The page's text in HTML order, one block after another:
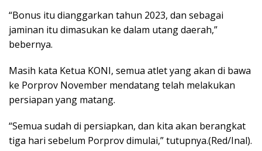
“Bonus itu dianggarkan tahun 2023, dan sebagai
jaminan itu dimasukan ke dalam utang daerah,”
bebernya.
Masih kata Ketua KONI, semua atlet yang akan di bawa
ke Porprov November mendatang telah melakukan
persiapan yang matang.
“Semua sudah di persiapkan, dan kita akan berangkat
tiga hari sebelum Porprov dimulai,” tutupnya.(Red/Inal).